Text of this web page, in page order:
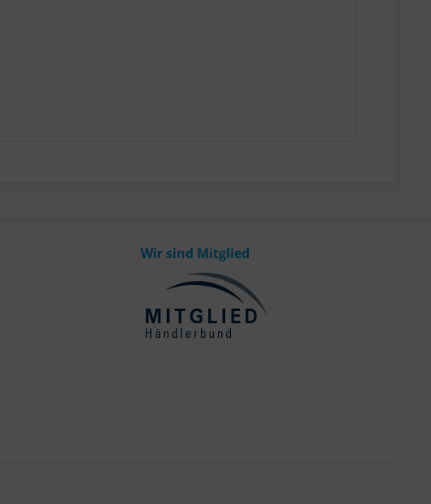
Wir sind Mitglied